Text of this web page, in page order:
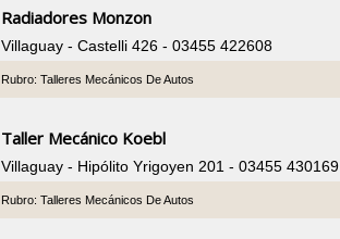
Radiadores Monzon
Villaguay - Castelli 426 - 03455 422608
Rubro: Talleres Mecánicos De Autos
Taller Mecánico Koebl
Villaguay - Hipólito Yrigoyen 201 - 03455 430169
Rubro: Talleres Mecánicos De Autos